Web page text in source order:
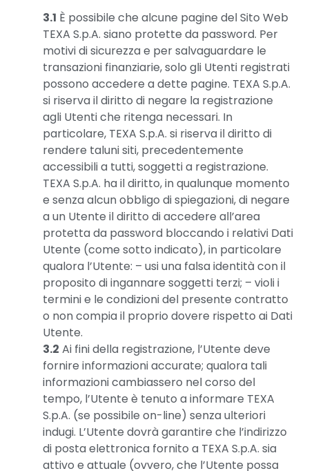
3.1 È possibile che alcune pagine del Sito Web
TEXA S.p.A. siano protette da password. Per
motivi di sicurezza e per salvaguardare le
transazioni finanziarie, solo gli Utenti registrati
possono accedere a dette pagine. TEXA S.p.A.
si riserva il diritto di negare la registrazione
agli Utenti che ritenga necessari. In
particolare, TEXA S.p.A. si riserva il diritto di
rendere taluni siti, precedentemente
accessibili a tutti, soggetti a registrazione.
TEXA S.p.A. ha il diritto, in qualunque momento
e senza alcun obbligo di spiegazioni, di negare
a un Utente il diritto di accedere all’area
protetta da password bloccando i relativi Dati
Utente (come sotto indicato), in particolare
qualora l’Utente: – usi una falsa identità con il
proposito di ingannare soggetti terzi; – violi i
termini e le condizioni del presente contratto
o non compia il proprio dovere rispetto ai Dati
Utente.
3.2 Ai fini della registrazione, l’Utente deve
fornire informazioni accurate; qualora tali
informazioni cambiassero nel corso del
tempo, l’Utente è tenuto a informare TEXA
S.p.A. (se possibile on-line) senza ulteriori
indugi. L’Utente dovrà garantire che l’indirizzo
di posta elettronica fornito a TEXA S.p.A. sia
attivo e attuale (ovvero, che l’Utente possa